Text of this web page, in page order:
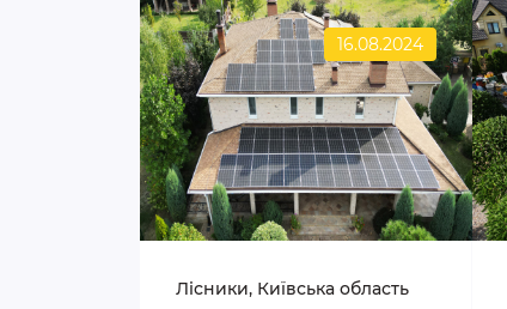
16.08.2024
Лісники, Київська область